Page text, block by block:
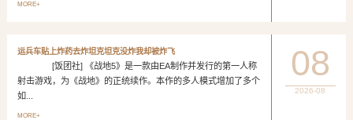
MORE+
运兵车贴上炸药去炸坦克坦克没炸我却被炸飞
[饭团社] 《战地5》是一款由EA制作并发行的第一人称
射击游戏，为《战地》的正统续作。本作的多人模式增加了多个
如...
MORE+
08
2026-08